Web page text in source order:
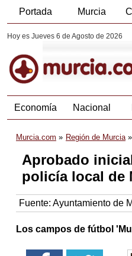
Portada Murcia
Hoy es Jueves 6 de Agosto de 2026
Economía Nacional
Murcia.com Región de Murcia
Aprobado
policía local de
Fuente: Ayuntamiento de
Los campos de fútbol